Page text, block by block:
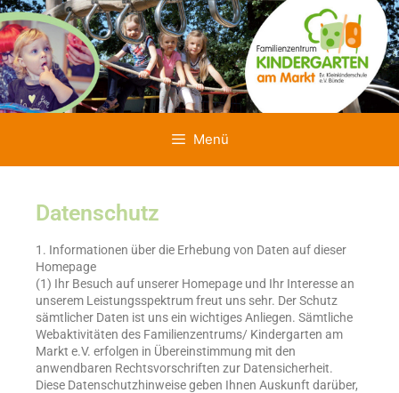
Menü
Datenschutz
1. Informationen über die Erhebung von Daten auf dieser
Homepage
(1) Ihr Besuch auf unserer Homepage und Ihr Interesse an
unserem Leistungsspektrum freut uns sehr. Der Schutz
sämtlicher Daten ist uns ein wichtiges Anliegen. Sämtliche
Webaktivitäten des Familienzentrums/ Kindergarten am
Markt e.V. erfolgen in Übereinstimmung mit den
anwendbaren Rechtsvorschriften zur Datensicherheit.
Diese Datenschutzhinweise geben Ihnen Auskunft darüber,